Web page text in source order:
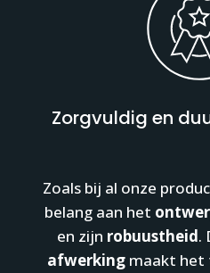
Zorgvuldig en
Zoals bij al onze
belang aan het
en zijn robuustheid.
afwerkingmaakt het